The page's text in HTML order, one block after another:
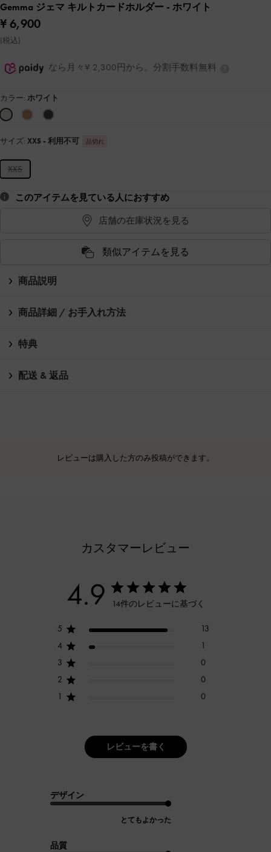
Gemma ジェマ キルトカードホルダー - ホワイト
¥ 6,900
(税込)
なら月々¥ 2,300円から。分割手数料無料
カラー: ホワイト
サイズ: XXS - 利用不可 品切れ
XXS
このアイテムを見ている人におすすめ
店舗の在庫状況を見る
類似アイテムを見る
商品説明
商品詳細 / お手入れ方法
特典
配送 & 返品
レビューは購入した方のみ投稿ができます。
カスタマーレビュー
4.9 14件のレビューに基づく
5
13
4
1
3
0
2
0
1
0
レビューを書く
デザイン
とてもよかった
品質